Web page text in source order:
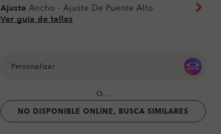
Ajuste Ancho - Ajuste De Puente Alto
Ver guía de tallas
Personalizar
O...
NO DISPONIBLE ONLINE, BUSCA SIMILARES